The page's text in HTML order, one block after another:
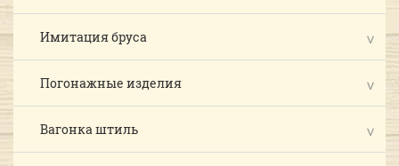
Имитация бруса
Погонажные изделия
Вагонка штиль